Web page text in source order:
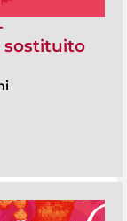
sostituito